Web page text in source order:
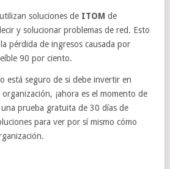
soluciones de ITOM de
y solucionar problemas de red. Esto
pérdida de ingresos causada por
90 por ciento.
está seguro de si debe invertir en
¡ahora es el momento de
prueba gratuita de 30 días de
para ver por sí mismo cómo